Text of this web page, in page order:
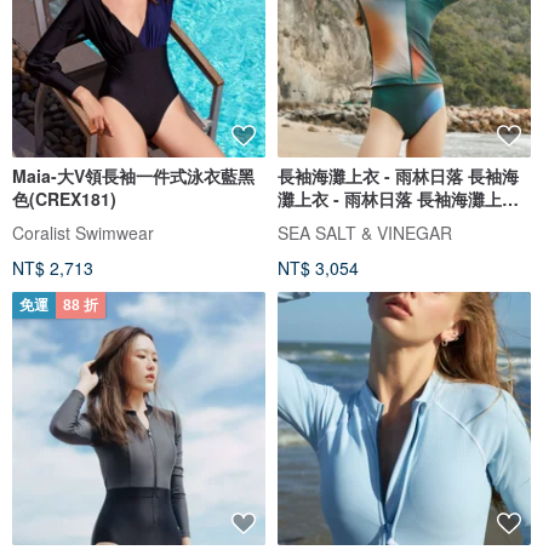
Maia-大V領長袖一件式泳衣藍黑
色(CREX181)
Coralist Swimwear
NT$ 2,713
長袖海灘上衣 - 雨林日落 長袖海
灘上衣 - 雨林日落 長袖海灘上衣 -
雨林日落
SEA SALT & VINEGAR
NT$ 3,054
免運 88 折